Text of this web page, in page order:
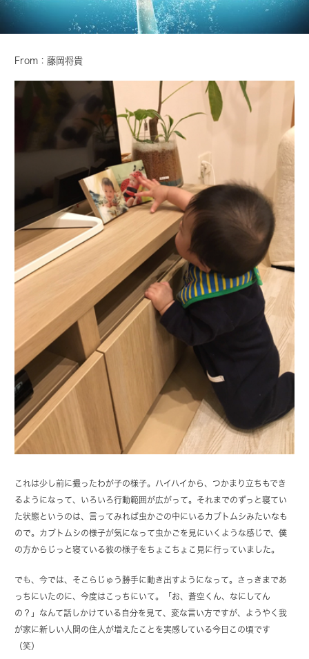
From：藤岡将貴
これは少し前に撮ったわが子の様子。ハイハイから、つかまり立ちもでき
るようになって、いろいろ行動範囲が広がって。それまでのずっと寝てい
た状態というのは、言ってみれば虫かごの中にいるカブトムシみたいなも
ので。カブトムシの様子が気になって虫かごを見にいくような感じで、僕
の方からじっと寝ている彼の様子をちょこちょこ見に行っていました。
でも、今では、そこらじゅう勝手に動き出すようになって。さっきまであ
っちにいたのに、今度はこっちにいて。「お、蒼空くん、なにしてん
の？」なんて話しかけている自分を見て、変な言い方ですが、ようやく我
が家に新しい人間の住人が増えたことを実感している今日この頃です
（笑）